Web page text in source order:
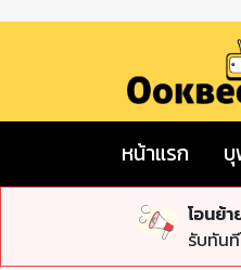
หน้าแรก
โอนย้
รับทัน